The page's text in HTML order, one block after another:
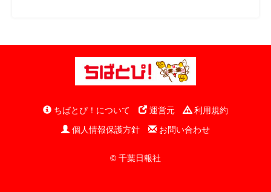
ちばとぴ！について 運営元
利用規約
個人情報保護方針
お問い合わせ
© 千葉日報社